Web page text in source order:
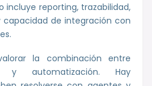
incluye reporting, trazabilidad,
capacidad de integración con
la combinación entre
y automatización. Hay